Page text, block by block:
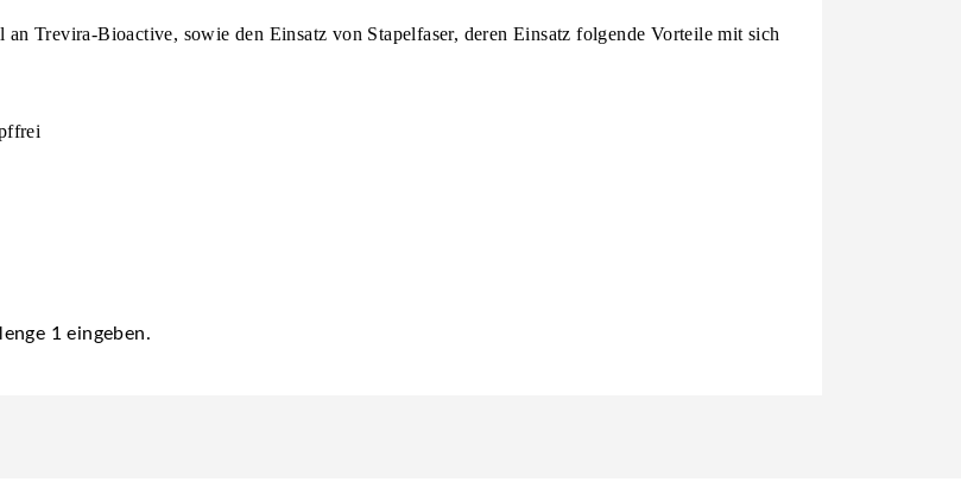
Trevira-Bioactive, sowie den Einsatz von Stapelfaser, deren Einsatz folgende Vorteile mit sich
1 eingeben.